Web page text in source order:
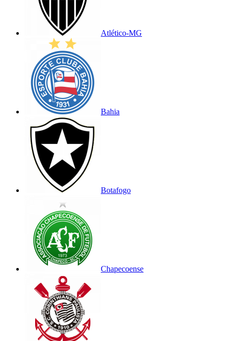
Atlético-MG
Bahia
Botafogo
Chapecoense